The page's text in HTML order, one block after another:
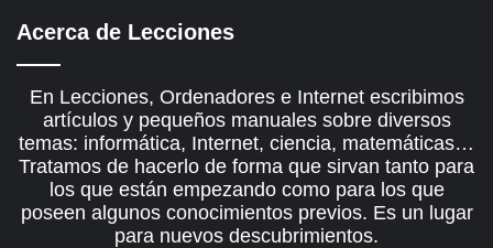
Acerca de Lecciones
En Lecciones, Ordenadores e Internet escribimos
artículos y pequeños manuales sobre diversos
temas: informática, Internet, ciencia, matemáticas…
Tratamos de hacerlo de forma que sirvan tanto para
los que están empezando como para los que
poseen algunos conocimientos previos. Es un lugar
para nuevos descubrimientos.